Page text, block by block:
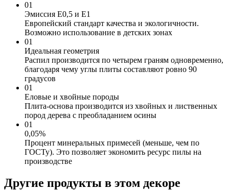
01
Эмиссия Е0,5 и Е1
Европейский стандарт качества и экологичности.
Возможно использование в детских зонах
01
Идеальная геометрия
Распил производится по четырем граням одновременно,
благодаря чему углы плиты составляют ровно 90
градусов
01
Еловые и хвойные породы
Плита-основа производится из хвойных и лиственных
пород дерева с преобладанием осины
01
0,05%
Процент минеральных примесей (меньше, чем по
ГОСТу). Это позволяет экономить ресурс пилы на
производстве
Другие продукты в этом декоре